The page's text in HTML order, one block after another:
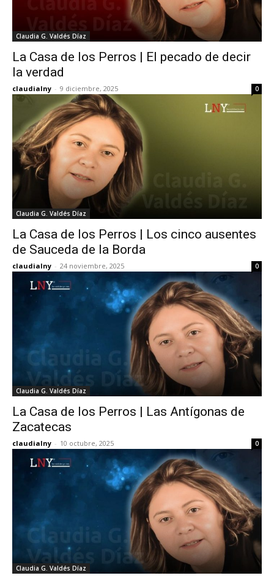
Claudia G. Valdés Díaz
La Casa de los Perros | El pecado de decir
la verdad
claudialny - 9 diciembre, 2025 0
Claudia G. Valdés Díaz
La Casa de los Perros | Los cinco ausentes
de Sauceda de la Borda
claudialny - 24 noviembre, 2025 0
Claudia G. Valdés Díaz
La Casa de los Perros | Las Antígonas de
Zacatecas
claudialny - 10 octubre, 2025 0
Claudia G. Valdés Díaz